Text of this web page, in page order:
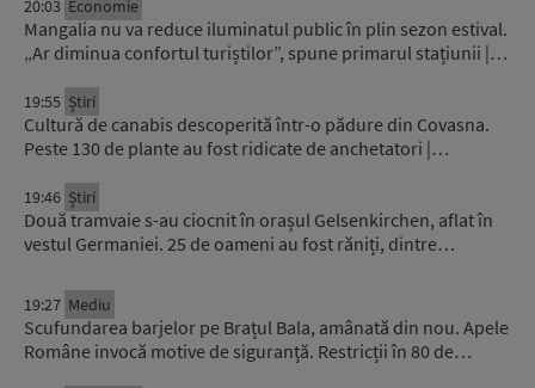
20:03 Economie
Mangalia nu va reduce iluminatul public în plin sezon estival.
„Ar diminua confortul turiștilor”, spune primarul stațiunii |…
19:55 Știri
Cultură de canabis descoperită într-o pădure din Covasna.
Peste 130 de plante au fost ridicate de anchetatori |…
19:46 Știri
Două tramvaie s-au ciocnit în orașul Gelsenkirchen, aflat în
vestul Germaniei. 25 de oameni au fost răniți, dintre…
19:27 Mediu
Scufundarea barjelor pe Brațul Bala, amânată din nou. Apele
Române invocă motive de siguranță. Restricții în 80 de…